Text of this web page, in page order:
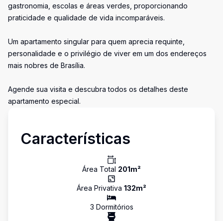
gastronomia, escolas e áreas verdes, proporcionando
praticidade e qualidade de vida incomparáveis.
Um apartamento singular para quem aprecia requinte,
personalidade e o privilégio de viver em um dos endereços
mais nobres de Brasília.
Agende sua visita e descubra todos os detalhes deste
apartamento especial.
Características
Área Total 201m²
Área Privativa 132m²
3 Dormitórios